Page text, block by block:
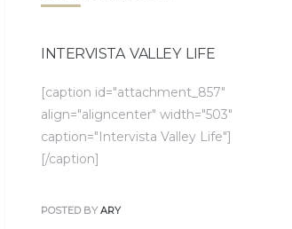
INTERVISTA VALLEY LIFE
[caption id="attachment_857"
align="aligncenter" width="503"
caption="Intervista Valley Life"]
[/caption]
POSTED BY ARY